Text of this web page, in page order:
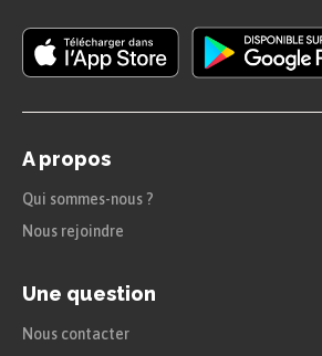
A propos
Qui sommes-nous ?
Nous rejoindre
Une question
Nous contacter